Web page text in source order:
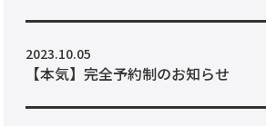
2023.10.05
【本気】完全予約制のお知らせ